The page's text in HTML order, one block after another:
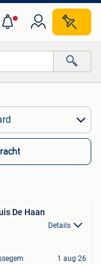
De Haan
Details
1 aug 26